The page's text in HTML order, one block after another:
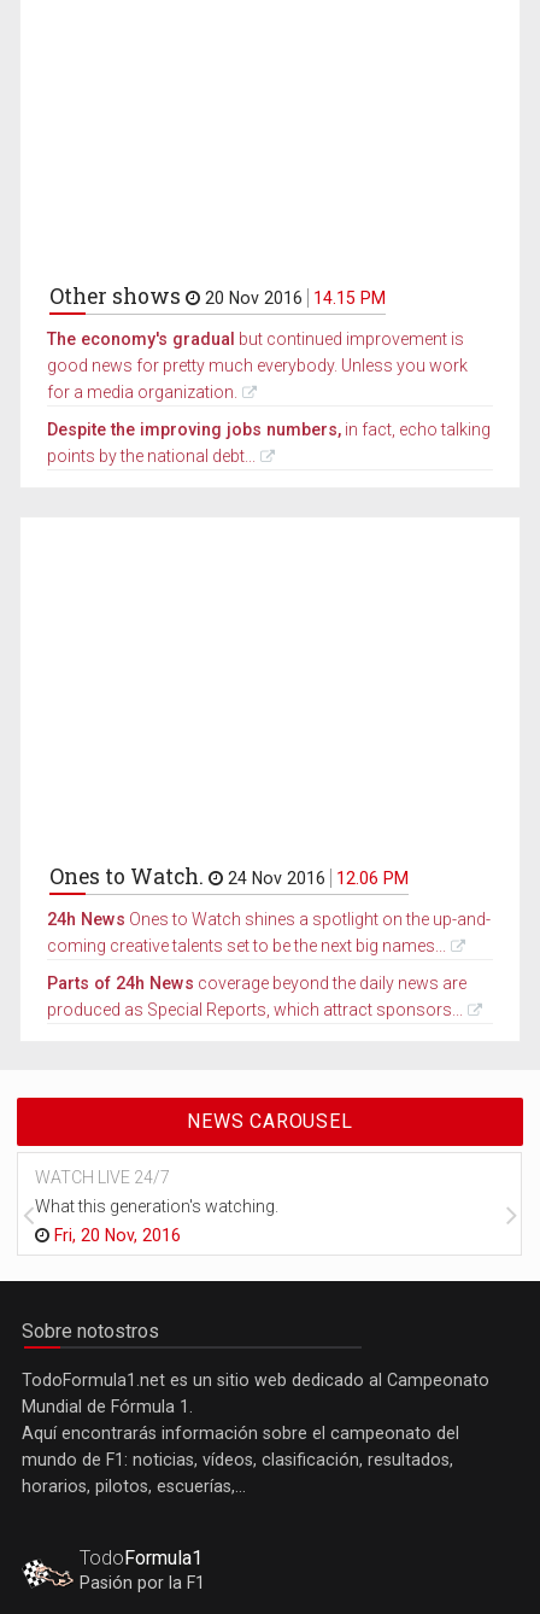
Other shows 20 Nov 2016 14.15 PM
The economy's gradual but continued improvement is
good news for pretty much everybody. Unless you work
for a media organization.
Despite the improving jobs numbers, in fact, echo talking
points by the national debt...
Ones to Watch. 24 Nov 2016 12.06 PM
24h News Ones to Watch shines a spotlight on the up-and-
coming creative talents set to be the next big names...
Parts of 24h News coverage beyond the daily news are
produced as Special Reports, which attract sponsors...
NEWS CAROUSEL
WATCH LIVE 24/7
What this generation's watching.
Fri, 20 Nov, 2016
Sobre notostros
TodoFormula1.net es un sitio web dedicado al Campeonato
Mundial de Fórmula 1.
Aquí encontrarás información sobre el campeonato del
mundo de F1: noticias, vídeos, clasificación, resultados,
horarios, pilotos, escuerías,...
TodoFormula1
Pasión por la F1